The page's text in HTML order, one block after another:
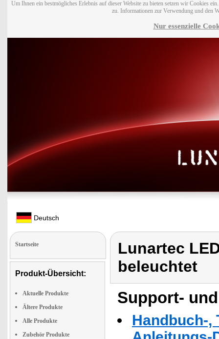
Um Ihnen ein bestmögliches Erlebnis auf dieser Website zu bieten setzen wir Cookies
zu. Informationen zur Verwendung und den
Nur essenzielle
Deutsch
Startseite
Produkt-Übersicht:
Aktuelle Produkte
Ältere Produkte
Alle Produkte
Zubehör Produkte
Lunartec
beleuchtet
Support-
Handbuch-,